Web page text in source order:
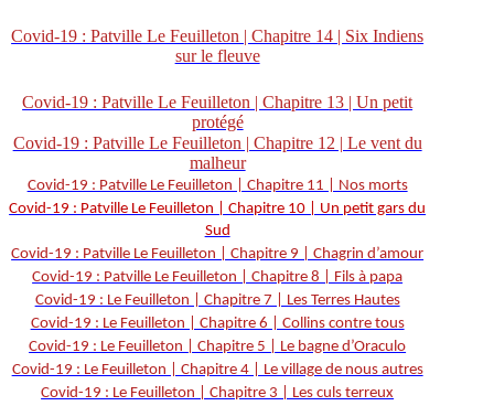
Covid-19 : Patville Le Feuilleton | Chapitre 14 | Six Indiens
sur le fleuve
Covid-19 : Patville Le Feuilleton | Chapitre 13 | Un petit
protégé
Covid-19 : Patville Le Feuilleton | Chapitre 12 | Le vent du
malheur
Covid-19 : Patville Le Feuilleton | Chapitre 11 | Nos morts
Covid-19 : Patville Le Feuilleton | Chapitre 10 | Un petit gars du
Sud
Covid-19 : Patville Le Feuilleton | Chapitre 9 | Chagrin d’amour
Covid-19 : Patville Le Feuilleton | Chapitre 8 | Fils à papa
Covid-19 : Le Feuilleton | Chapitre 7 | Les Terres Hautes
Covid-19 : Le Feuilleton | Chapitre 6 | Collins contre tous
Covid-19 : Le Feuilleton | Chapitre 5 | Le bagne d’Oraculo
Covid-19 : Le Feuilleton | Chapitre 4 | Le village de nous autres
Covid-19 : Le Feuilleton | Chapitre 3 | Les culs terreux